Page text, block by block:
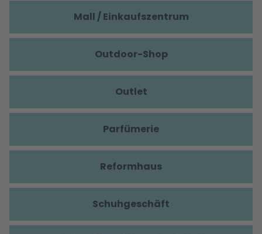
Mall / Einkaufszentrum
Outdoor-Shop
Outlet
Parfümerie
Reformhaus
Schuhgeschäft